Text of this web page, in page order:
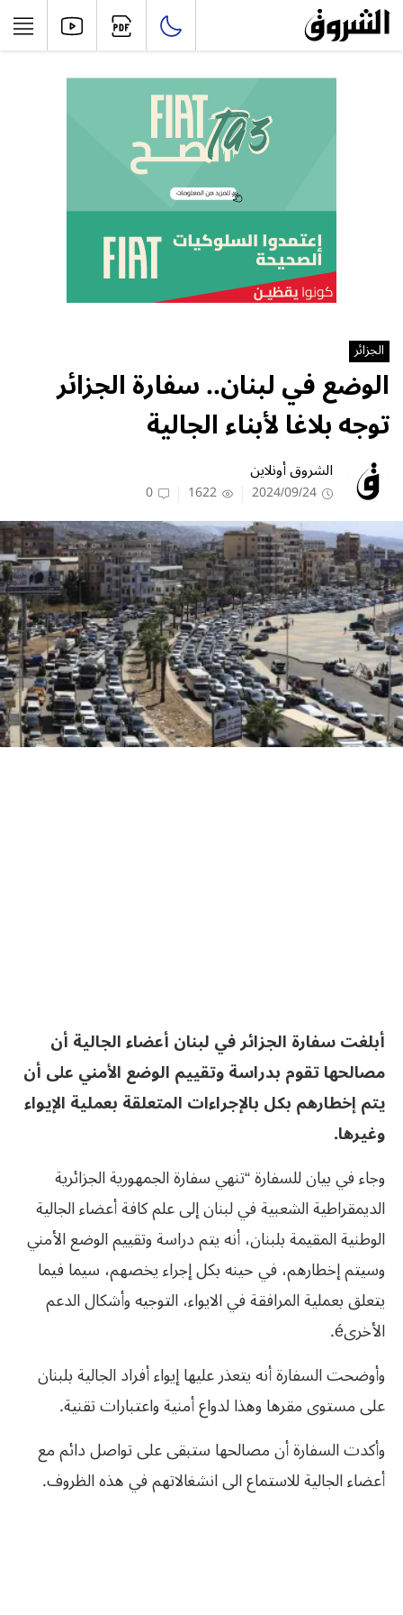
الجزائر
الوضع في لبنان.. سفارة الجزائر
توجه بلاغا لأبناء الجالية
الشروق أونلاين
2024/09/24
1622
0
أبلغت سفارة الجزائر في لبنان أعضاء الجالية أن
مصالحها تقوم بدراسة وتقييم الوضع الأمني على أن
يتم إخطارهم بكل بالإجراءات المتعلقة بعملية الإيواء
وغيرها.
وجاء في بيان للسفارة “تنهي سفارة الجمهورية الجزائرية
الديمقراطية الشعبية في لبنان إلى علم كافة أعضاء الجالية
الوطنية المقيمة بلبنان، أنه يتم دراسة وتقييم الوضع الأمني
وسيتم إخطارهم، في حينه بكل إجراء يخصهم، سيما فيما
يتعلق بعملية المرافقة في الايواء، التوجيه وأشكال الدعم
الأخرىé.
وأوضحت السفارة أنه يتعذر عليها إيواء أفراد الجالية بلبنان
على مستوى مقرها وهذا لدواع أمنية واعتبارات تقنية.
وأكدت السفارة أن مصالحها ستبقى على تواصل دائم مع
أعضاء الجالية للاستماع الى انشغالاتهم في هذه الظروف.